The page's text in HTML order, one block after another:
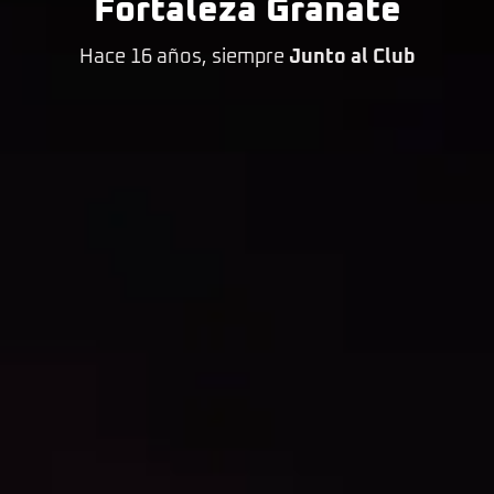
Fortaleza Granate
Hace 16 años, siempre Junto al Club